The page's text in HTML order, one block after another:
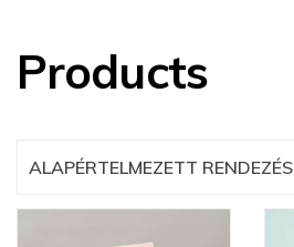
Products
ALAPÉRTELMEZETT RENDEZÉS